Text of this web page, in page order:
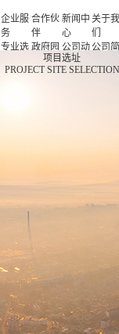
企业服
务
专业选
项目申
合作伙
伴
政府园
企业客
新闻中
心
公司动
态
产业观
关于
们
公司
人力
项目选址
PROJECT SITE SELECTION